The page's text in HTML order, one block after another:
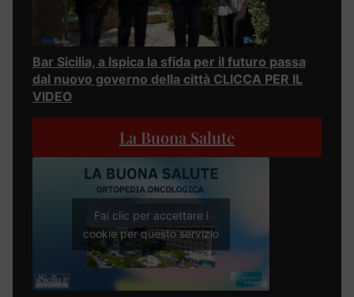
Bar Sicilia, a Ispica la sfida per il futuro passa
dal nuovo governo della città CLICCA PER IL
VIDEO
La Buona Salute
Fai clic per accettare i
cookie per questo servizio